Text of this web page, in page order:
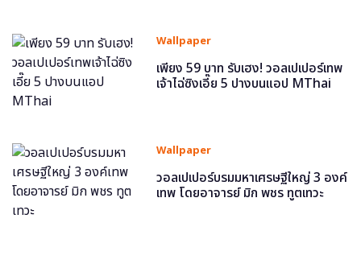
Wallpaper
เพียง 59 บาท รับเฮง! วอลเปเปอร์เทพ
เจ้าไฉ่ซิงเอี๊ย 5 ปางบนแอป MThai
Wallpaper
วอลเปเปอร์บรมมหาเศรษฐีใหญ่ 3 องค์
เทพ โดยอาจารย์ มิก พชร ทูตเทวะ